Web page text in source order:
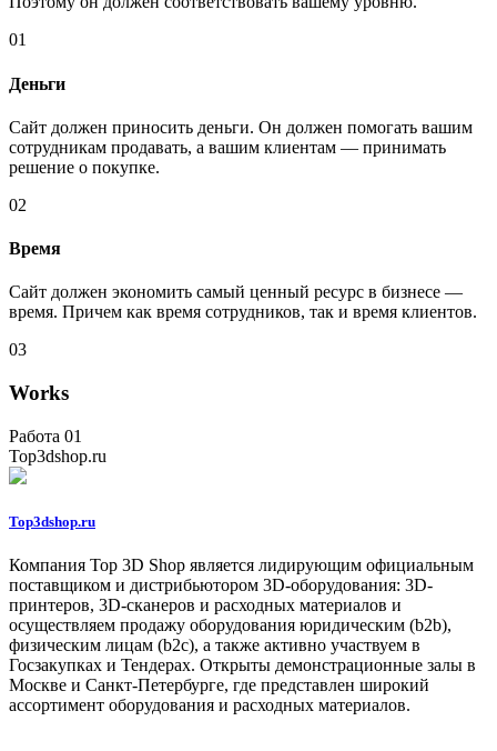
01
Деньги
Сайт должен приносить деньги. Он должен помогать вашим
сотрудникам продавать, а вашим клиентам — принимать
решение о покупке.
02
Время
Сайт должен экономить самый ценный ресурс в бизнесе —
время. Причем как время сотрудников, так и время клиентов.
03
Works
Работа 01
Top3dshop.ru
Top3dshop.ru
Компания Top 3D Shop является лидирующим официальным
поставщиком и дистрибьютором 3D-оборудования: 3D-
принтеров, 3D-сканеров и расходных материалов и
осуществляем продажу оборудования юридическим (b2b),
физическим лицам (b2c), а также активно участвуем в
Госзакупках и Тендерах. Открыты демонстрационные залы в
Москве и Санкт-Петербурге, где представлен широкий
ассортимент оборудования и расходных материалов.